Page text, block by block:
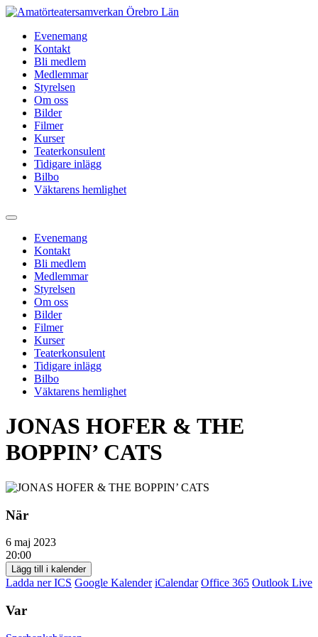
Hoppa
innehållEvenemang
Kontakt
Bli medlem
Medlemmar
Styrelsen
Om oss
Bilder
Filmer
Kurser
Teaterkonsulent
Tidigare inlägg
Bilbo
Väktarens hemlighet
Evenemang
Kontakt
Bli medlem
Medlemmar
Styrelsen
Om oss
Bilder
Filmer
Kurser
Teaterkonsulent
Tidigare inlägg
Bilbo
Väktarens hemlighet
JONAS HOFER & THE
BOPPIN’ CATS
När
6 maj 2023
20:00
Lägg till i kalender
Ladda ner ICS Google Kalender iCalendar Office 365 Outlook Live
Var